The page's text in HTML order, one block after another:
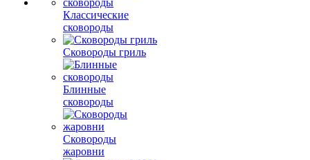
Классические
сковороды
Сковороды гриль
Блинные
сковороды
Сковороды
жаровни